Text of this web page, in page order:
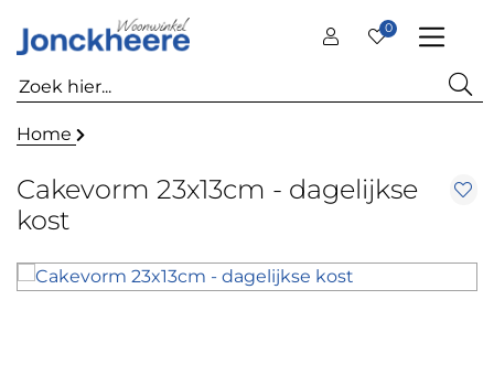
0
Home
Cakevorm 23x13cm - dagelijkse
kost